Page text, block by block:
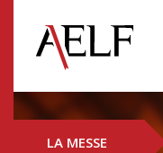
LA MESSE